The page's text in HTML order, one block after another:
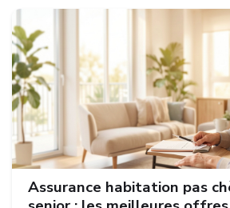
Assurance habitation pas